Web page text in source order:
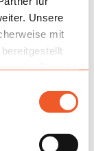
Unsere
mit